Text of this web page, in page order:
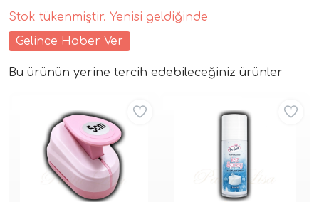
Stok tükenmiştir. Yenisi geldiğinde
Gelince Haber Ver
Bu ürünün yerine tercih edebileceğiniz ürünler